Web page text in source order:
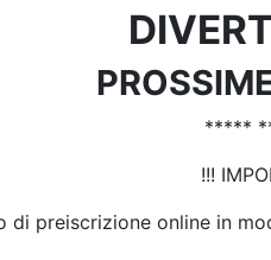
*****
!!!
di preiscrizione online in